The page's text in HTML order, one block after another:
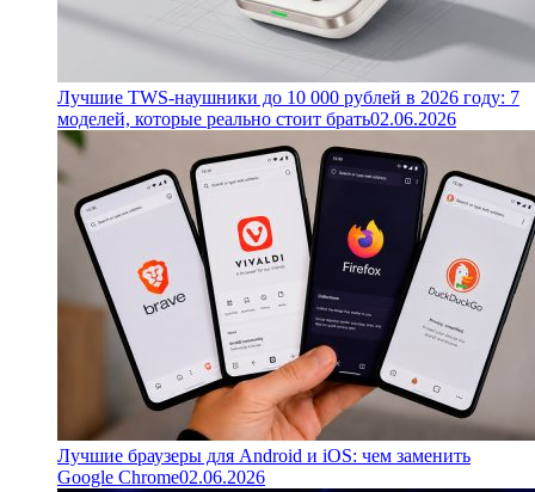
Лучшие TWS-наушники до 10 000 рублей в 2026 году: 7
моделей, которые реально стоит брать02.06.2026
Лучшие браузеры для Android и iOS: чем заменить
Google Chrome02.06.2026